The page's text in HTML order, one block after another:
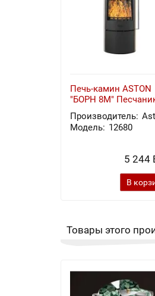
Печь-камин ASTON
"БОРН 8М"
Производитель:
Модель: 12680
5 244
В
Товары этого